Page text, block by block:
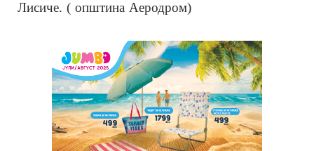
Лисиче. ( општина Аеродром)